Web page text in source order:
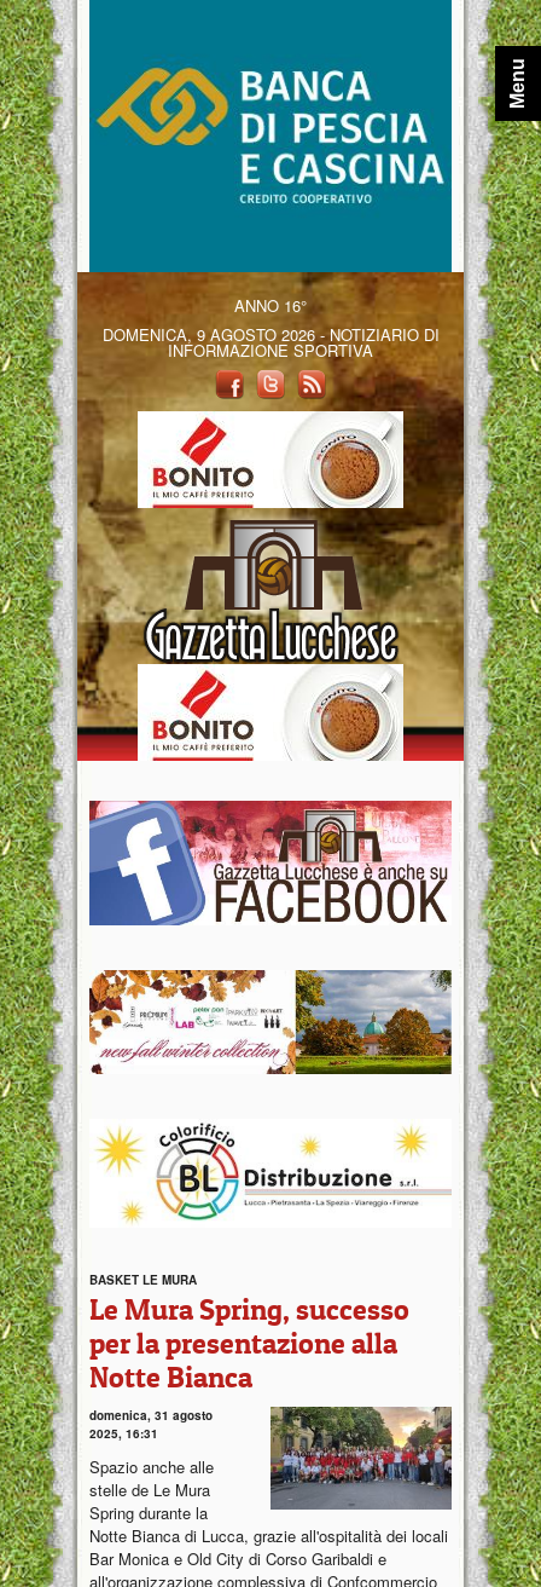
ANNO 16°
DOMENICA, 9 AGOSTO 2026 - NOTIZIARIO DI
INFORMAZIONE SPORTIVA
BASKET LE MURA
Le Mura Spring, successo
per la presentazione alla
Notte Bianca
domenica, 31 agosto
2025, 16:31
Spazio anche alle
stelle de Le Mura
Spring durante la
Notte Bianca di Lucca, grazie all'ospitalità dei locali
Bar Monica e Old City di Corso Garibaldi e
all'organizzazione complessiva di Confcommercio
Menu